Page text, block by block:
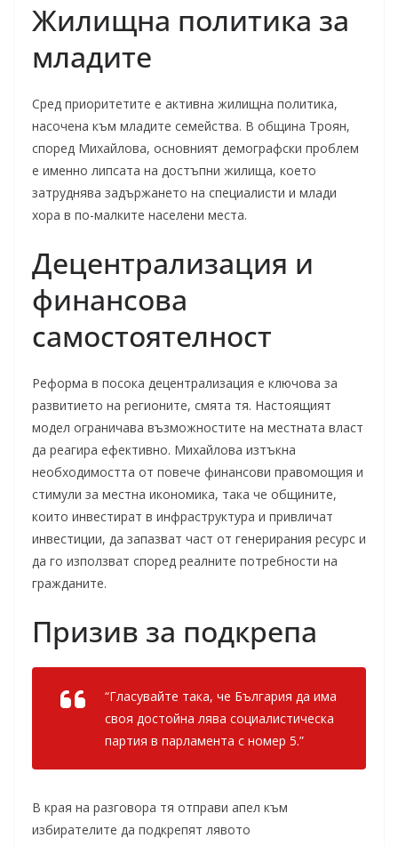
Жилищна политика за
младите
Сред приоритетите е активна жилищна политика,
насочена към младите семейства. В община Троян,
според Михайлова, основният демографски проблем
е именно липсата на достъпни жилища, което
затруднява задържането на специалисти и млади
хора в по-малките населени места.
Децентрализация и
финансова
самостоятелност
Реформа в посока децентрализация е ключова за
развитието на регионите, смята тя. Настоящият
модел ограничава възможностите на местната власт
да реагира ефективно. Михайлова изтъкна
необходимостта от повече финансови правомощия и
стимули за местна икономика, така че общините,
които инвестират в инфраструктура и привличат
инвестиции, да запазват част от генерирания ресурс и
да го използват според реалните потребности на
гражданите.
Призив за подкрепа
“Гласувайте така, че България да има
своя достойна лява социалистическа
партия в парламента с номер 5.”
В края на разговора тя отправи апел към
избирателите да подкрепят лявото